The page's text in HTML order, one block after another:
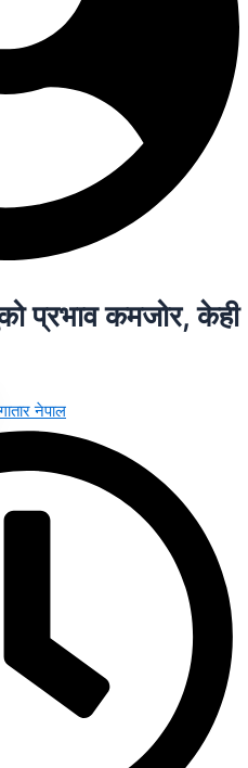
प्रभाव कमजोर, केही
नेपाल